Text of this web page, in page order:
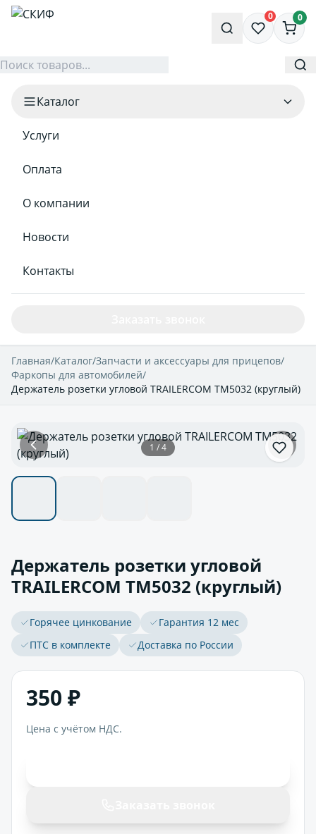
0 0
Каталог
Услуги
Оплата
О компании
Новости
Контакты
Главная/Каталог/Запчасти и аксессуары для прицепов/
Фаркопы для автомобилей/
Держатель розетки угловой TRAILERCOM TM5032 (круглый)
1 / 4
Держатель розетки угловой
TRAILERCOM TM5032 (круглый)
Горячее цинкование
Гарантия 12 мес
ПТС в комплекте
Доставка по России
350 ₽
Цена с учётом НДС.